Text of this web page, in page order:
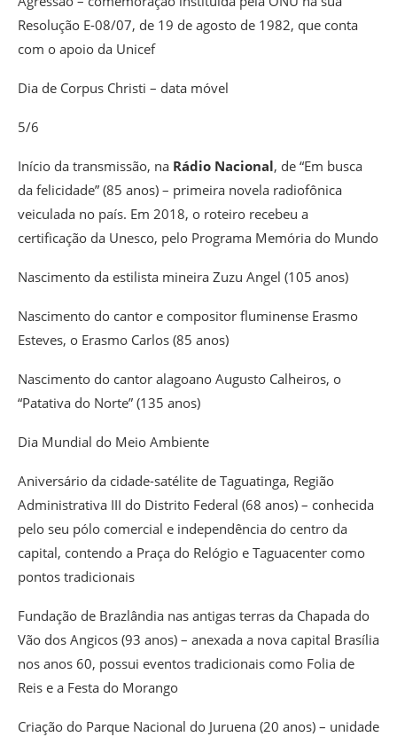
Resolução E-08/07, de 19 de agosto de 1982, que conta
com o apoio da Unicef
Dia de Corpus Christi – data móvel
5/6
Início da transmissão, na Rádio Nacional, de “Em busca
da felicidade” (85 anos) – primeira novela radiofônica
veiculada no país. Em 2018, o roteiro recebeu a
certificação da Unesco, pelo Programa Memória do Mundo
Nascimento da estilista mineira Zuzu Angel (105 anos)
Nascimento do cantor e compositor fluminense Erasmo
Esteves, o Erasmo Carlos (85 anos)
Nascimento do cantor alagoano Augusto Calheiros, o
“Patativa do Norte” (135 anos)
Dia Mundial do Meio Ambiente
Aniversário da cidade-satélite de Taguatinga, Região
Administrativa III do Distrito Federal (68 anos) – conhecida
pelo seu pólo comercial e independência do centro da
capital, contendo a Praça do Relógio e Taguacenter como
pontos tradicionais
Fundação de Brazlândia nas antigas terras da Chapada do
Vão dos Angicos (93 anos) – anexada a nova capital Brasília
nos anos 60, possui eventos tradicionais como Folia de
Reis e a Festa do Morango
Criação do Parque Nacional do Juruena (20 anos) – unidade